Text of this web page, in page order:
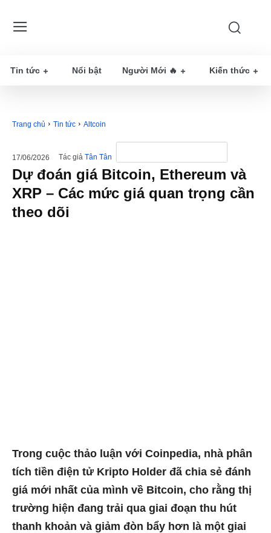
Tin tức Nổi bật Người Mới 🔥 Kiến thức
Trang chủ Tin tức Altcoin
17/06/2026 Tác giả Tân Tân
Dự đoán giá Bitcoin, Ethereum và
XRP – Các mức giá quan trọng cần
theo dõi
Trong cuộc thảo luận với Coinpedia, nhà phân
tích tiền điện tử Kripto Holder đã chia sẻ đánh
giá mới nhất của mình về Bitcoin, cho rằng thị
trường hiện đang trải qua giai đoạn thu hút
thanh khoản và giảm đòn bẩy hơn là một giai